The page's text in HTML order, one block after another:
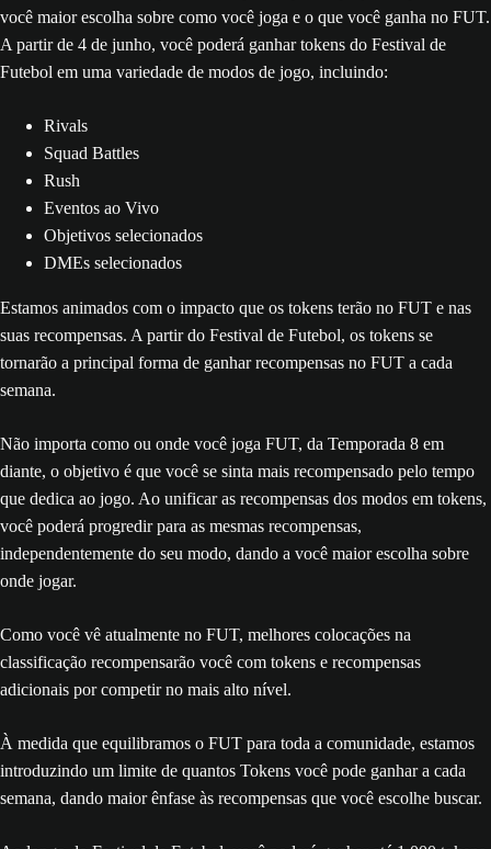
você maior escolha sobre como você joga e o que você ganha no FUT.
A partir de 4 de junho, você poderá ganhar tokens do Festival de
Futebol em uma variedade de modos de jogo, incluindo:
Rivals
Squad Battles
Rush
Eventos ao Vivo
Objetivos selecionados
DMEs selecionados
Estamos animados com o impacto que os tokens terão no FUT e nas
suas recompensas. A partir do Festival de Futebol, os tokens se
tornarão a principal forma de ganhar recompensas no FUT a cada
semana.
Não importa como ou onde você joga FUT, da Temporada 8 em
diante, o objetivo é que você se sinta mais recompensado pelo tempo
que dedica ao jogo. Ao unificar as recompensas dos modos em tokens,
você poderá progredir para as mesmas recompensas,
independentemente do seu modo, dando a você maior escolha sobre
onde jogar.
Como você vê atualmente no FUT, melhores colocações na
classificação recompensarão você com tokens e recompensas
adicionais por competir no mais alto nível.
À medida que equilibramos o FUT para toda a comunidade, estamos
introduzindo um limite de quantos Tokens você pode ganhar a cada
semana, dando maior ênfase às recompensas que você escolhe buscar.